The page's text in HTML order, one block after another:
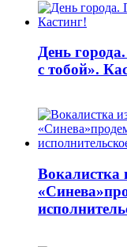
День
с тобой».
Вокалистка